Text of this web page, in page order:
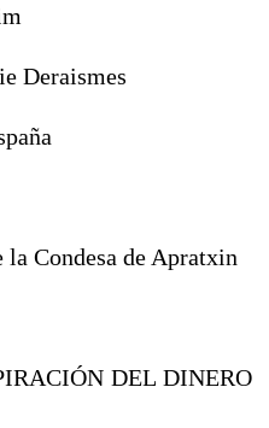
Deraismes
Condesa de Apratxin
DEL DINERO